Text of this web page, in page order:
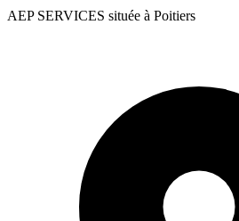
AEP SERVICES située à Poitiers